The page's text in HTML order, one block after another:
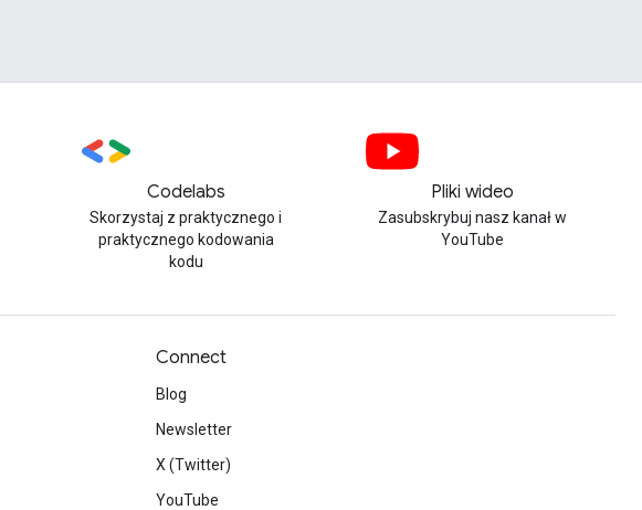
Codelabs
Skorzystaj z praktycznego i
praktycznego kodowania
kodu
Pliki wideo
Zasubskrybuj nasz kanał w
YouTube
Connect
Blog
Newsletter
X (Twitter)
YouTube